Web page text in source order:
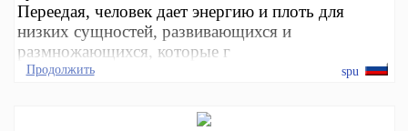
Переедая, человек дает энергию и плоть для
низких сущностей, развивающихся и
размножающихся, которые г
Продолжить spu